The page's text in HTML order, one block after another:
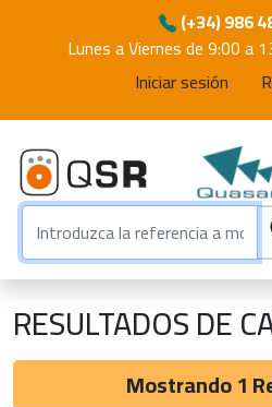
(+34) 986
Lunes a Viernes de 9:00 a
Iniciar sesión
RESULTADOS DE
Mostrando 1